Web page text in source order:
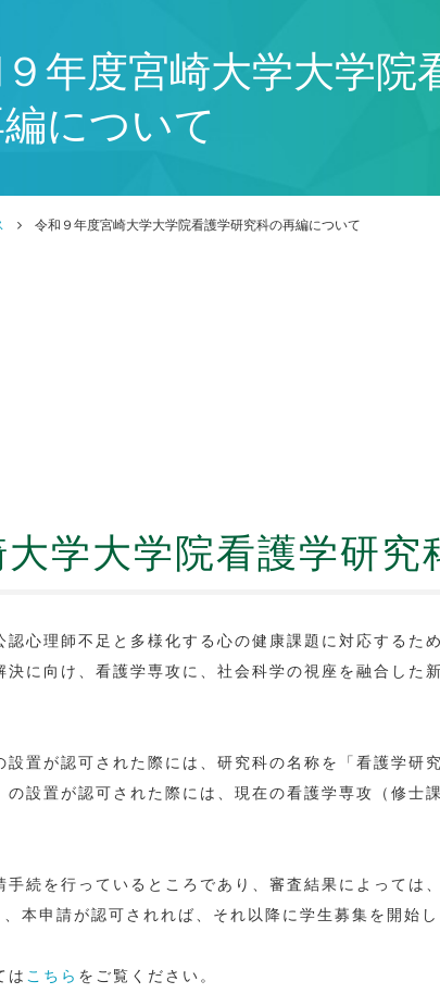
年度宮崎大学大学院
について
令和９年度宮崎大学大学院看護学研究科の再編について
学大学院看護学研究
心理師不足と多様化する心の健康課題に対応するた
に向け、看護学専攻に、社会科学の視座を融合した
置が認可された際には、研究科の名称を「看護学研
設置が認可された際には、現在の看護学専攻（修士
続を行っているところであり、審査結果によっては
本申請が認可されれば、それ以降に学生募集を開始し
は こちら をご覧ください。